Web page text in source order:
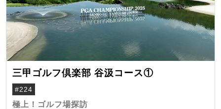
三甲ゴルフ倶楽部 谷汲コース①
#224
極上！ゴルフ場探訪